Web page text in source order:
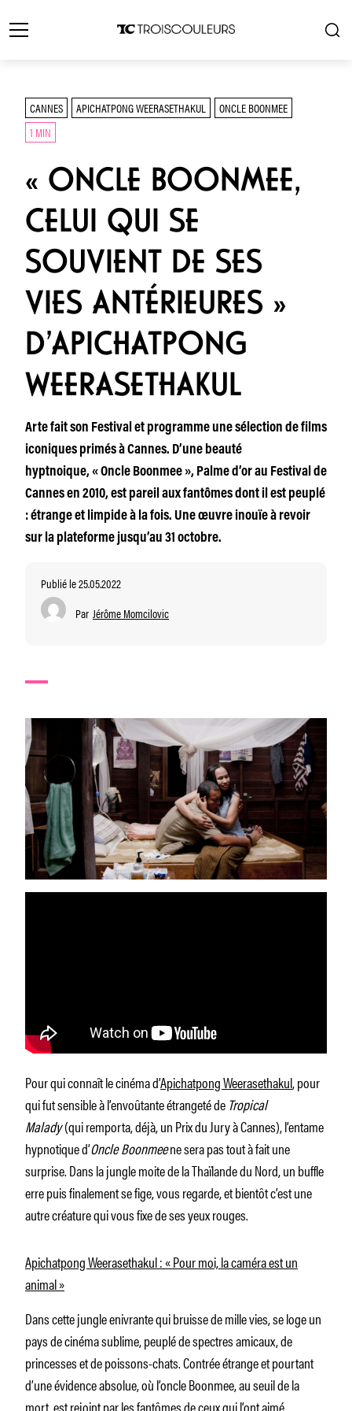
CANNES APICHATPONG WEERASETHAKUL
ONCLE BOONMEE
1 MIN
« ONCLE BOONMEE,
CELUI QUI SE
SOUVIENT DE SES
VIES ANTÉRIEURES »
D’APICHATPONG
WEERASETHAKUL
Arte fait son Festival et programme une sélection de films
iconiques primés à Cannes. D’une beauté
hyptnoique, « Oncle Boonmee », Palme d’or au Festival de
Cannes en 2010, est pareil aux fantômes dont il est peuplé
: étrange et limpide à la fois. Une œuvre inouïe à revoir
sur la plateforme jusqu’au 31 octobre.
Publié le 25.05.2022
Par Jérôme Momcilovic
Pour qui connaît le cinéma d’Apichatpong Weerasethakul, pour
qui fut sensible à l’envoûtante étrangeté de Tropical
Malady(qui remporta, déjà, un Prix du Jury à Cannes), l’entame
hypnotique d’Oncle Boonmeene sera pas tout à fait une
surprise. Dans la jungle moite de la Thaïlande du Nord, un buffle
erre puis finalement se fige, vous regarde, et bientôt c’est une
autre créature qui vous fixe de ses yeux rouges.
Apichatpong Weerasethakul : « Pour moi, la caméra est un
animal »
Dans cette jungle enivrante qui bruisse de mille vies, se loge un
pays de cinéma sublime, peuplé de spectres amicaux, de
princesses et de poissons-chats. Contrée étrange et pourtant
d’une évidence absolue, où l’oncle Boonmee, au seuil de la
mort, est rejoint par les fantômes de ceux qui l’ont aimé.